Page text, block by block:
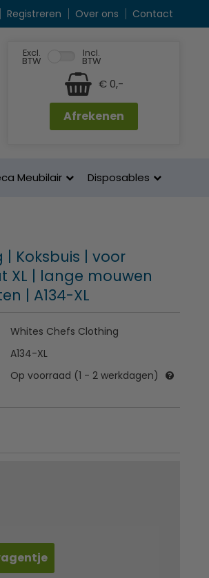
Registreren Over ons Contact
Excl.
BTW
Incl.
BTW
€ 0,-
Afrekenen
Meubilair Disposables
Koksbuis | voor
XL | lange mouwen
| A134-XL
Whites Chefs Clothing
A134-XL
Op voorraad (1 - 2 werkdagen)